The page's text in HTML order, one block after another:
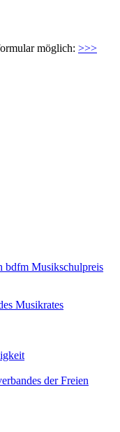
möglich: >>>
bdfm Musikschulpreis
Musikrates
der Freien